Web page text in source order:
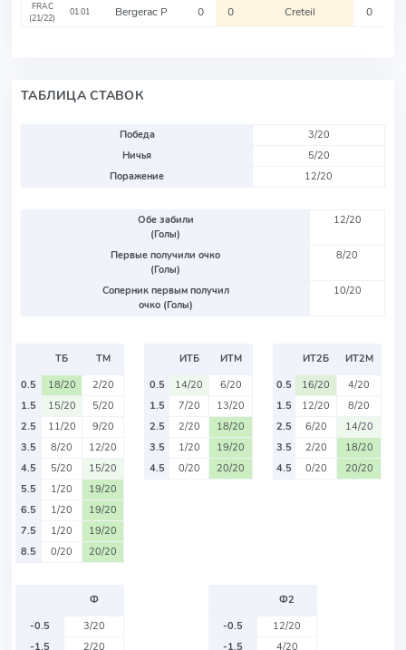
FRAC
(21/22)
01.01 Bergerac P 0 0 Creteil 0
ТАБЛИЦА СТАВОК
Победа
3/20
Ничья
5/20
Поражение
12/20
Обе забили
(Голы)
12/20
Первые получили очко
(Голы)
8/20
Соперник первым получил
очко (Голы)
10/20
ТБ
ТМ
0.5
18/20
2/20
1.5
15/20
5/20
2.5
11/20
9/20
3.5
8/20
12/20
4.5
5/20
15/20
5.5
1/20
19/20
6.5
1/20
19/20
7.5
1/20
19/20
8.5
0/20 20/20
ИТБ
ИТМ
0.5
14/20
6/20
1.5
7/20
13/20
2.5
2/20
18/20
3.5
1/20
19/20
4.5
0/20 20/20
ИТ2Б
ИТ2М
0.5
16/20
4/20
1.5
12/20
8/20
2.5
6/20
14/20
3.5
2/20
18/20
4.5
0/20 20/20
Ф
-0.5
3/20
-1.5
2/20
Ф2
-0.5
12/20
-1.5
4/20